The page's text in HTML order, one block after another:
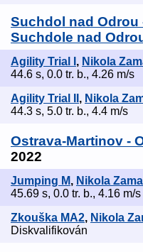
Suchdol nad Odrou
Suchdole nad
Agility Trial I , Nikola
44.6 s, 0.0 tr. b., 4.26 m/s
Agility Trial II , Nikola
44.3 s, 5.0 tr. b., 4.4 m/s
Ostrava-Martinov -
2022
Jumping M, Nikola
45.69 s, 0.0 tr. b., 4.16 m/s
Zkouška MA2, Nikola
Diskvalifikován